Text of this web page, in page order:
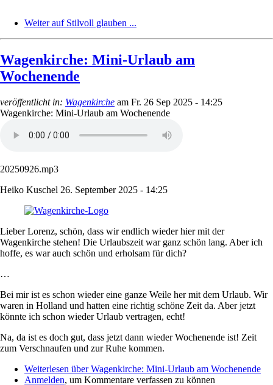
Weiter auf Stilvoll glauben ...
Wagenkirche: Mini-Urlaub am
Wochenende
veröffentlicht in: Wagenkirche am Fr. 26 Sep 2025 - 14:25
Wagenkirche: Mini-Urlaub am Wochenende
20250926.mp3
Heiko Kuschel 26. September 2025 - 14:25
Lieber Lorenz, schön, dass wir endlich wieder hier mit der
Wagenkirche stehen! Die Urlaubszeit war ganz schön lang. Aber ich
hoffe, es war auch schön und erholsam für dich?
…
Bei mir ist es schon wieder eine ganze Weile her mit dem Urlaub. Wir
waren in Holland und hatten eine richtig schöne Zeit da. Aber jetzt
könnte ich schon wieder Urlaub vertragen, echt!
Na, da ist es doch gut, dass jetzt dann wieder Wochenende ist! Zeit
zum Verschnaufen und zur Ruhe kommen.
Weiterlesen über Wagenkirche: Mini-Urlaub am Wochenende
Anmelden, um Kommentare verfassen zu können